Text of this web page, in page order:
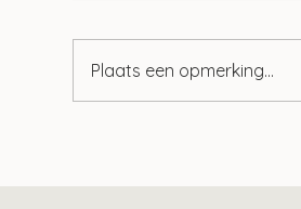
Plaats een opmerking...